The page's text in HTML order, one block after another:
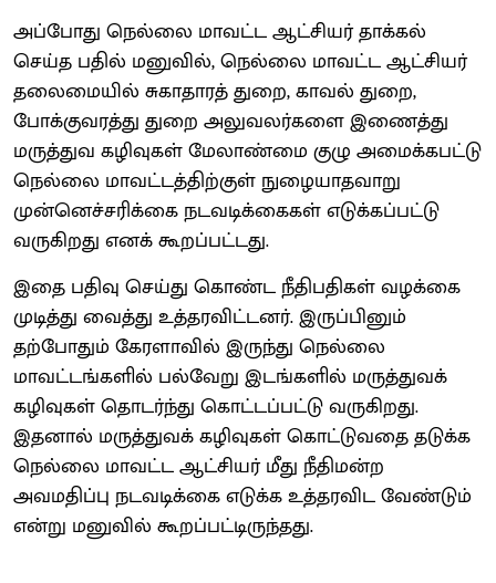
அப்போது நெல்லை மாவட்ட ஆட்சியர் தாக்கல்
செய்த பதில் மனுவில், நெல்லை மாவட்ட ஆட்சியர்
தலைமையில் சுகாதாரத் துறை, காவல் துறை,
போக்குவரத்து துறை அலுவலர்களை இணைத்து
மருத்துவ கழிவுகள் மேலாண்மை குழு அமைக்கபட்டு
நெல்லை மாவட்டத்திற்குள் நுழையாதவாறு
முன்னெச்சரிக்கை நடவடிக்கைகள் எடுக்கப்பட்டு
வருகிறது எனக் கூறப்பட்டது.
இதை பதிவு செய்து கொண்ட நீதிபதிகள் வழக்கை
முடித்து வைத்து உத்தரவிட்டனர். இருப்பினும்
தற்போதும் கேரளாவில் இருந்து நெல்லை
மாவட்டங்களில் பல்வேறு இடங்களில் மருத்துவக்
கழிவுகள் தொடர்ந்து கொட்டப்பட்டு வருகிறது.
இதனால் மருத்துவக் கழிவுகள் கொட்டுவதை தடுக்க
நெல்லை மாவட்ட ஆட்சியர் மீது நீதிமன்ற
அவமதிப்பு நடவடிக்கை எடுக்க உத்தரவிட வேண்டும்
என்று மனுவில் கூறப்பட்டிருந்தது.